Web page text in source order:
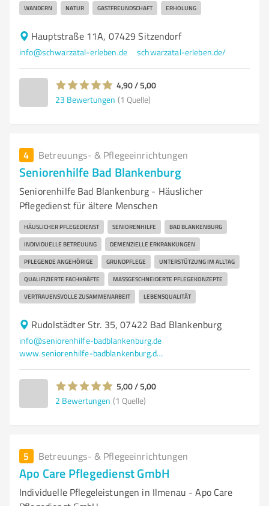
WANDERN NATUR GASTFREUNDSCHAFT ERHOLUNG
Hauptstraße 11A, 07429 Sitzendorf
info@schwarzatal-erleben.de schwarzatal-erleben.de/
4,90 / 5,00
23 Bewertungen (1 Quelle)
4 Betreuungs- & Pflegeeinrichtungen
Seniorenhilfe Bad Blankenburg
Seniorenhilfe Bad Blankenburg - Häuslicher
Pflegedienst für ältere Menschen
HÄUSLICHER PFLEGEDIENST SENIORENHILFE BAD BLANKENBURG
INDIVIDUELLE BETREUUNG DEMENZIELLE ERKRANKUNGEN
PFLEGENDE ANGEHÖRIGE GRUNDPFLEGE UNTERSTÜTZUNG IM ALLTAG
QUALIFIZIERTE FACHKRÄFTE MASSGESCHNEIDERTE PFLEGEKONZEPTE
VERTRAUENSVOLLE ZUSAMMENARBEIT LEBENSQUALITÄT
Rudolstädter Str. 35, 07422 Bad Blankenburg
info@seniorenhilfe-badblankenburg.de
www.seniorenhilfe-badblankenburg.de/
5,00 / 5,00
2 Bewertungen (1 Quelle)
5 Betreuungs- & Pflegeeinrichtungen
Apo Care Pflegedienst GmbH
Individuelle Pflegeleistungen in Ilmenau - Apo Care